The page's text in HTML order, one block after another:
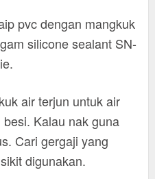
pvc dengan mangkuk
silicone sealant SN-
air terjun untuk air
Kalau nak guna
Cari gergaji yang
digunakan.